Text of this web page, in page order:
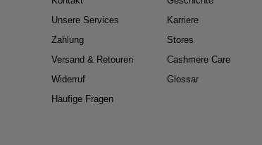
Unsere Services
Zahlung
Versand & Retouren
Widerruf
Häufige Fragen
Karriere
Stores
Cashmere Care
Glossar